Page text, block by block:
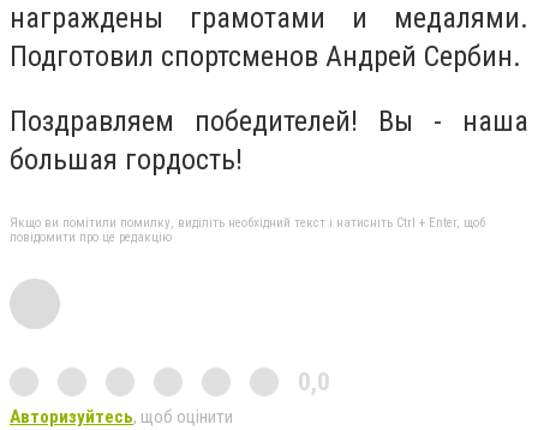
награждены грамотами и медалями.
Подготовил спортсменов Андрей Сербин.
Поздравляем победителей! Вы - наша
большая гордость!
Якщо ви помітили помилку, виділіть необхідний текст і натисніть Ctrl + Enter, щоб
повідомити про це редакцію
0,0
Авторизуйтесь, щоб оцінити